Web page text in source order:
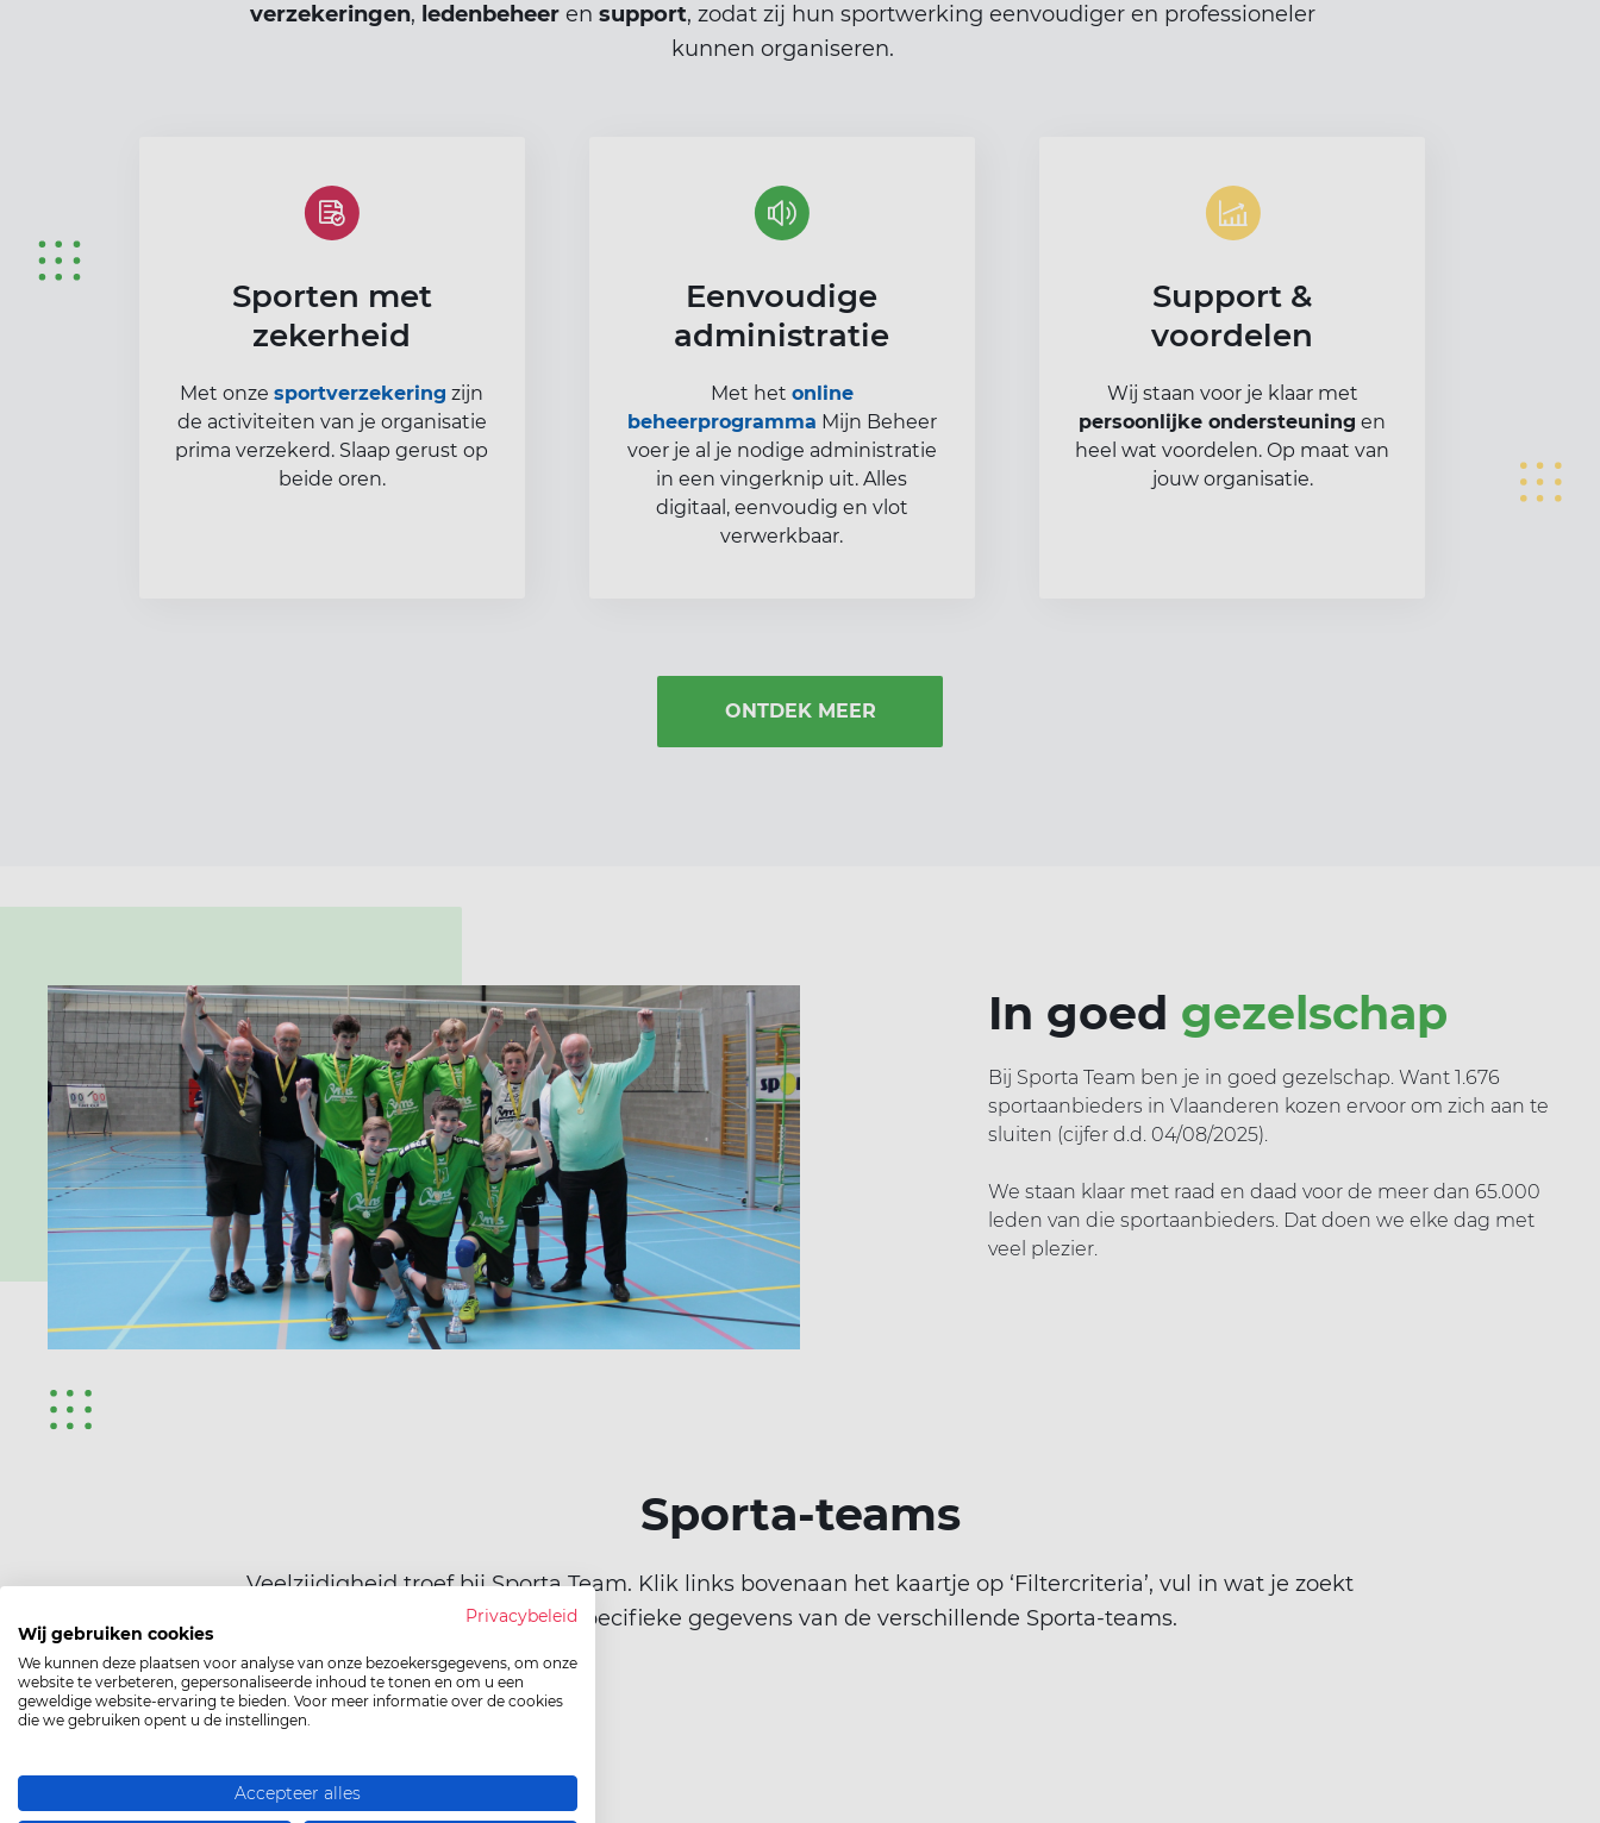
verzekeringen, ledenbeheer en support, zodat zij hun sportwerking eenvoudiger en professioneler
kunnen organiseren.
Sporten met
zekerheid
Met onzesportverzekering zijn
de activiteiten van je organisatie
prima verzekerd. Slaap gerust op
beide oren.
Eenvoudige
administratie
Met het online
beheerprogramma Mijn Beheer
voer je al je nodige administratie
in een vingerknip uit. Alles
digitaal, eenvoudig en vlot
verwerkbaar.
Support &
voordelen
Wij staan voor je klaar met
persoonlijke ondersteuning en
heel wat voordelen. Op maat van
jouw organisatie.
ONTDEK MEER
In goed gezelschap
Bij Sporta Team ben je in goed gezelschap. Want 1.676
sportaanbieders in Vlaanderen kozen ervoor om zich aan te
sluiten (cijfer d.d. 04/08/2025).
We staan klaar met raad en daad voor de meer dan 65.000
leden van die sportaanbieders. Dat doen we elke dag met
veel plezier.
Sporta-teams
Veelzijdigheid troef bij Sporta Team. Klik links bovenaan het kaartje op ‘Filtercriteria’, vul in wat je zoekt
en ontdek de specifieke gegevens van de verschillende Sporta-teams.
Privacybeleid
Wij gebruiken cookies
We kunnen deze plaatsen voor analyse van onze bezoekersgegevens, om onze
website te verbeteren, gepersonaliseerde inhoud te tonen en om u een
geweldige website-ervaring te bieden. Voor meer informatie over de cookies
die we gebruiken opent u de instellingen.
Accepteer alles